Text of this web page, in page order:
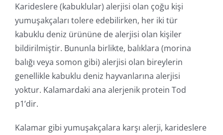
Karideslere (kabuklular) alerjisi olan çoğu kişi
yumuşakçaları tolere edebilirken, her iki tür
kabuklu deniz ürününe de alerjisi olan kişiler
bildirilmiştir. Bununla birlikte, balıklara (morina
balığı veya somon gibi) alerjisi olan bireylerin
genellikle kabuklu deniz hayvanlarına alerjisi
yoktur. Kalamardaki ana alerjenik protein Tod
p1’dir.
Kalamar gibi yumuşakçalara karşı alerji, karideslere